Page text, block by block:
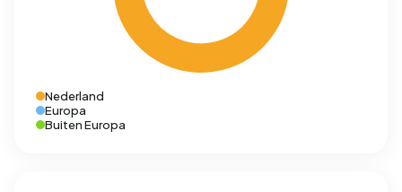
Nederland
Europa
Buiten Europa